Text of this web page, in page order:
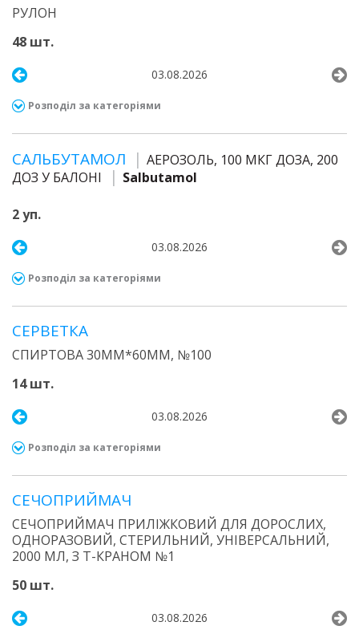
РУЛОН
48 шт.
03.08.2026
Розподіл за категоріями
САЛЬБУТАМОЛ
АЕРОЗОЛЬ, 100 МКГ ДОЗА, 200
ДОЗ У БАЛОНІ
Salbutamol
2 уп.
03.08.2026
Розподіл за категоріями
СЕРВЕТКА
СПИРТОВА 30ММ*60ММ, №100
14 шт.
03.08.2026
Розподіл за категоріями
СЕЧОПРИЙМАЧ
СЕЧОПРИЙМАЧ ПРИЛІЖКОВИЙ ДЛЯ ДОРОСЛИХ,
ОДНОРАЗОВИЙ, СТЕРИЛЬНИЙ, УНІВЕРСАЛЬНИЙ,
2000 МЛ, З Т-КРАНОМ №1
50 шт.
03.08.2026